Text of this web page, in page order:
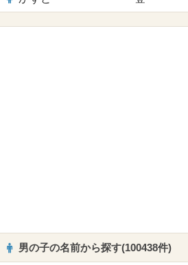
男の子の名前から探す(100438件)